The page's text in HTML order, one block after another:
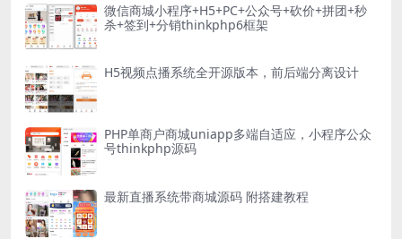
微信商城小程序+H5+PC+公众号+砍价+拼团+秒
杀+签到+分销thinkphp6框架
H5视频点播系统全开源版本，前后端分离设计
PHP单商户商城uniapp多端自适应，小程序公众
号thinkphp源码
最新直播系统带商城源码 附搭建教程